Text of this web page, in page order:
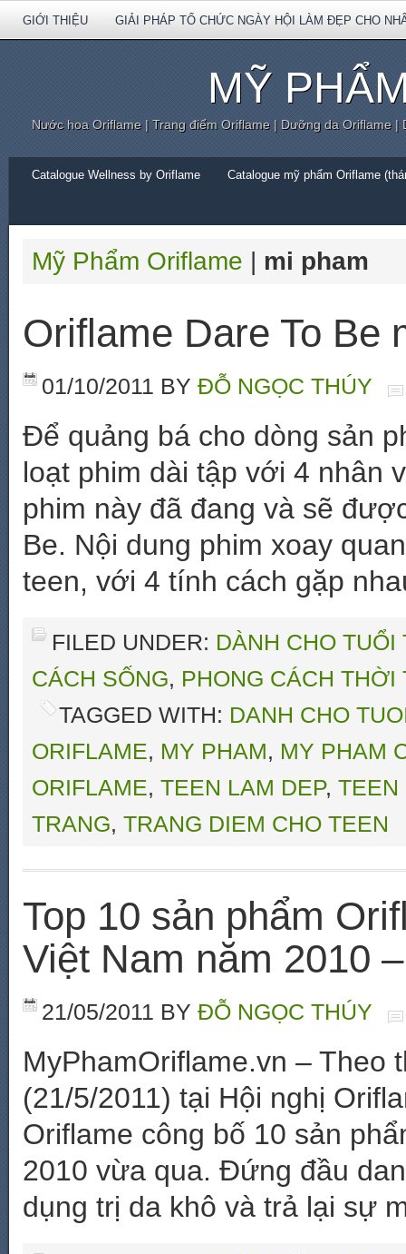
GIỚI THIỆU GIẢI PHÁP TỔ CHỨC NGÀY HỘI LÀM ĐẸP CHO
MỸ
Nước hoa Oriflame | Trang điểm Oriflame | Dưỡng da Oriflame
Catalogue Wellness by Oriflame Catalogue mỹ phẩm Oriflame
Mỹ Phẩm Oriflame | mi pham
Oriflame Dare To Be
01/10/2011 BY ĐỖ NGỌC THÚY
Để quảng bá cho dòng sản
loạt phim dài tập với 4 nhân
phim này đã đang và sẽ
Be. Nội dung phim xoay
teen, với 4 tính cách gặp
FILED UNDER: DÀNH CHO TUỔI
CÁCH SỐNG, PHONG CÁCH THỜI
TAGGED WITH: DANH CHO
ORIFLAME, MY PHAM, MY PHAM
ORIFLAME, TEEN LAM DEP, TEEN
TRANG, TRANG DIEM CHO TEEN
Top 10 sản phẩm
Việt Nam năm 2010
21/05/2011 BY ĐỖ NGỌC THÚY
MyPhamOriflame.vn – Theo
(21/5/2011) tại Hội nghị
Oriflame công bố 10 sản
2010 vừa qua. Đứng đầu
dụng trị da khô và trả lại sự